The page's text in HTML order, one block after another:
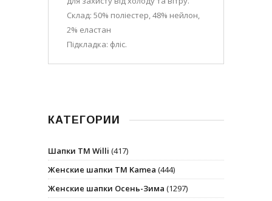
Склад: 50% поліестер, 48% нейлон,
2% еластан
Підкладка: фліс.
КАТЕГОРИИ
Шапки ТМ Willi (417)
Женские шапки ТМ Kamea (444)
Женские шапки Осень-Зима (1297)